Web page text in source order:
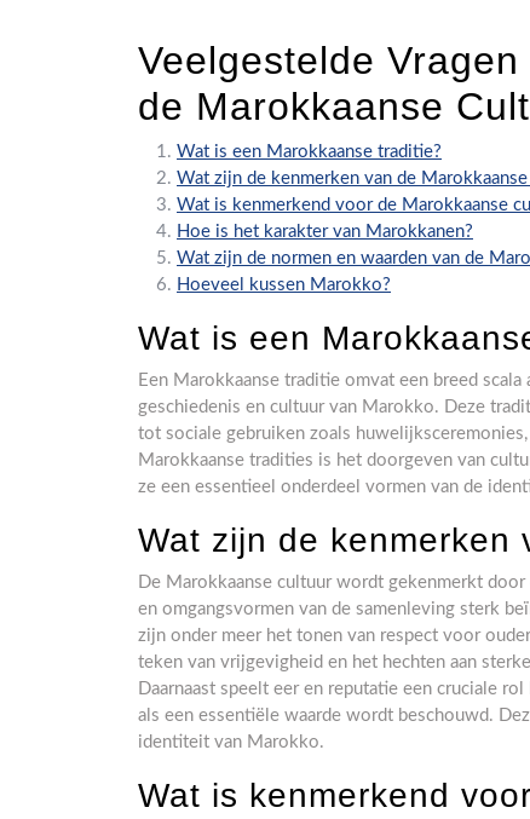
Veelgestelde
de Marokkaanse
Wat is een Marokkaanse traditie?
Wat zijn de kenmerken van de
Wat is kenmerkend voor de Marokkaanse
Hoe is het karakter van Marokkanen?
Wat zijn de normen en waarden van de
Hoeveel kussen Marokko?
Wat is een
Een Marokkaanse traditie omvat een breed
geschiedenis en cultuur van Marokko. Deze
tot sociale gebruiken zoals
Marokkaanse tradities is het doorgeven van
ze een essentieel onderdeel vormen van de
Wat zijn de kenmerken
De Marokkaanse cultuur wordt gekenmerkt
en omgangsvormen van de samenleving sterk
zijn onder meer het tonen van respect voor
teken van vrijgevigheid en het hechten aan
Daarnaast speelt eer en reputatie een cruciale
als een essentiële waarde wordt beschouwd.
identiteit van Marokko.
Wat is kenmerkend